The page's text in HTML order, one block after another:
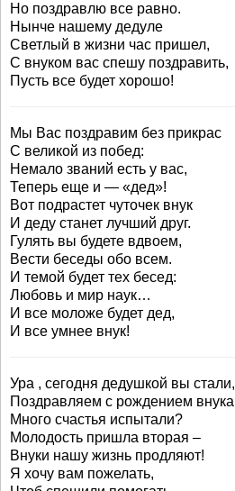
Но поздравлю все равно.
Нынче нашему дедуле
Светлый в жизни час пришел,
С внуком вас спешу поздравить,
Пусть все будет хорошо!
Мы Вас поздравим без прикрас
С великой из побед:
Немало званий есть у вас,
Теперь еще и — «дед»!
Вот подрастет чуточек внук
И деду станет лучший друг.
Гулять вы будете вдвоем,
Вести беседы обо всем.
И темой будет тех бесед:
Любовь и мир наук…
И все моложе будет дед,
И все умнее внук!
Ура , сегодня дедушкой вы стали,
Поздравляем с рождением внука
Много счастья испытали?
Молодость пришла вторая –
Внуки нашу жизнь продляют!
Я хочу вам пожелать,